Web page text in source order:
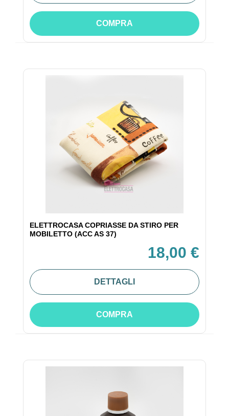
COMPRA
ELETTROCASA COPRIASSE DA STIRO PER
MOBILETTO (ACC AS 37)
18,00 €
DETTAGLI
COMPRA